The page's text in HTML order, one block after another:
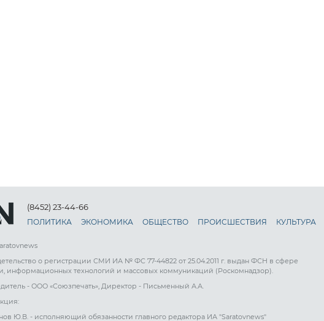
(8452) 23-44-66
ПОЛИТИКА ЭКОНОМИКА ОБЩЕСТВО ПРОИСШЕСТВИЯ КУЛЬТУРА
о регистрации СМИ ИА № ФС 77-44822 от 25.04.2011 г. выдан ФСН в сфере
информационных технологий и массовых коммуникаций (Роскомнадзор).
- ООО «Союзпечать», Директор - Письменный А.А.
Ю.В. - исполняющий обязанности главного редактора ИА "Saratovnews"